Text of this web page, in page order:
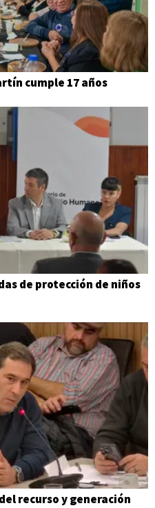
cumple 17 años
de protección de niños
recurso y generación